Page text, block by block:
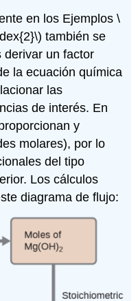
en los Ejemplos \
también se
derivar un factor
la ecuación química
las
de interés. En
y
molares), por lo
del tipo
Los cálculos
diagrama de flujo: